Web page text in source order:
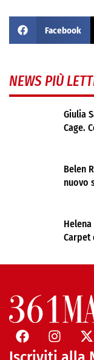
Facebook
NEWS PIÙ
Giulia
Cage.
Belen
nuovo
Carpet